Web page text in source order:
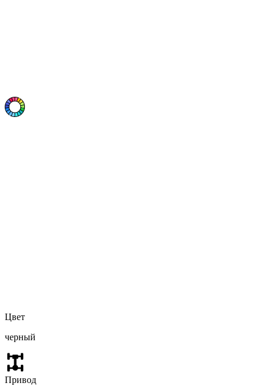
Цвет
черный
Привод